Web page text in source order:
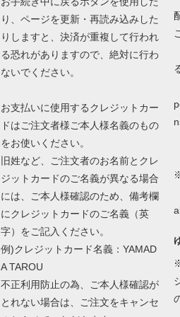
り、ページを更新・再読み込みした
りしますと、決済が重複して行われ
る恐れがありますので、絶対に行わ
ないでください。
お支払いに使用するクレジットカー
ドはご注文者様ご本人様名義のもの
をお使いください。
旧姓など、ご注文者のお名前とクレ
ジットカードのご名義が異なる場合
には、ご本人様確認のため、備考欄
にクレジットカードのご名義（英
字）をご記入ください。
例)クレジットカード名義：YAMAD
A TAROU
不正利用防止の為、ご本人様確認が
とれない場合は、ご注文をキャンセ